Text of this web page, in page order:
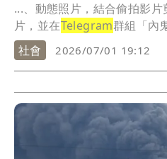
...、動態照片，結合偷拍影
片，並在Telegram群組「內
社會
2026/07/01 19:12